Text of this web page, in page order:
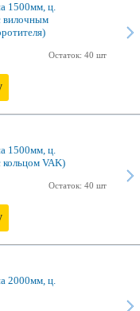
1500мм, ц.
вилочным
Остаток: 40 шт
1500мм, ц.
VAK)
Остаток: 40 шт
2000мм, ц.